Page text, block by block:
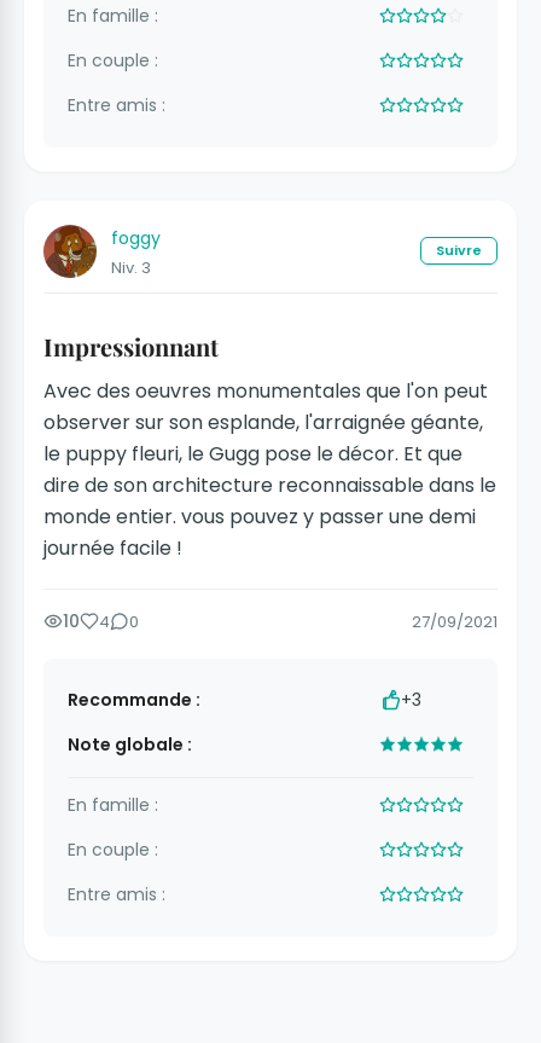
En famille :
En couple :
Entre amis :
foggy
Niv. 3
Suivre
Impressionnant
Avec des oeuvres monumentales que l'on peut
observer sur son esplande, l'arraignée géante,
le puppy fleuri, le Gugg pose le décor. Et que
dire de son architecture reconnaissable dans le
monde entier. vous pouvez y passer une demi
journée facile !
10 4 0 27/09/2021
Recommande :
+3
Note globale :
En famille :
En couple :
Entre amis :